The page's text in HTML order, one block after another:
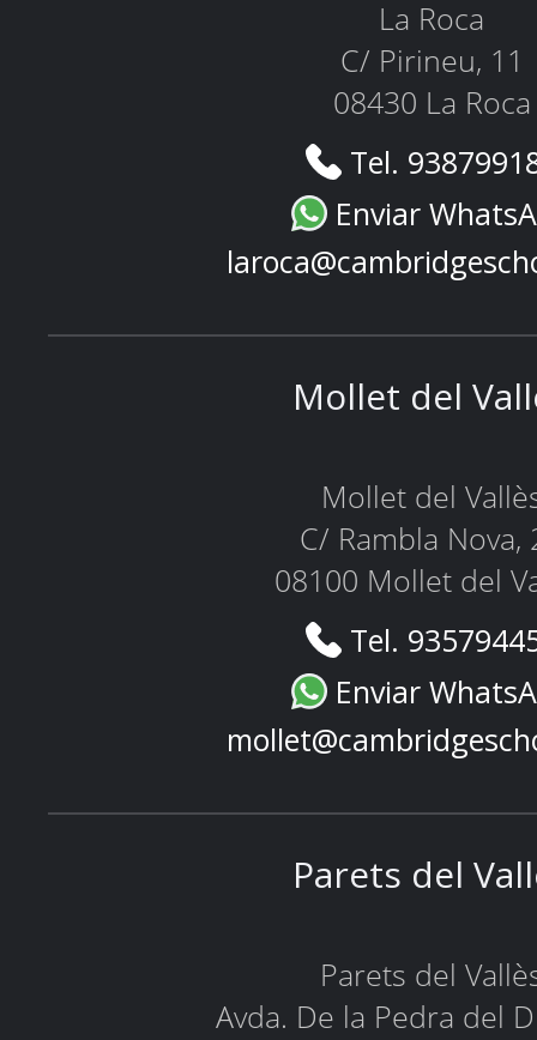
La Roca
C/ Pirineu, 11
08430 La Roca
Tel.
Enviar
Mollet del
Mollet del
C/ Rambla Nova,
08100 Mollet del
Tel.
Enviar
Parets del
Parets del
Avda. De la Pedra del